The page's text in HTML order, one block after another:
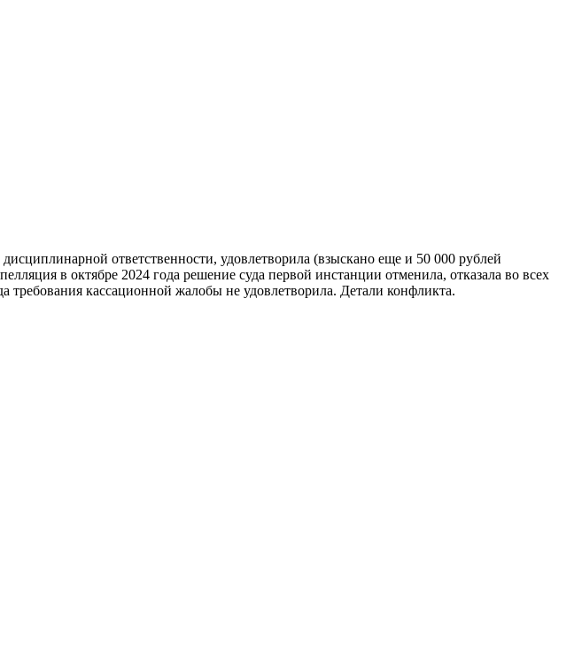
ответственности, удовлетворила (взыскано еще и 50 000 рублей
в октябре 2024 года решение суда первой инстанции отменила, отказала во всех
требования кассационной жалобы не удовлетворила. Детали конфликта.